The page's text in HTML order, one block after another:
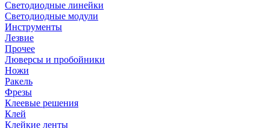
Светодиодные линейки
Светодиодные модули
Инструменты
Лезвие
Прочее
Люверсы и пробойники
Ножи
Ракель
Фрезы
Клеевые решения
Клей
Клейкие ленты